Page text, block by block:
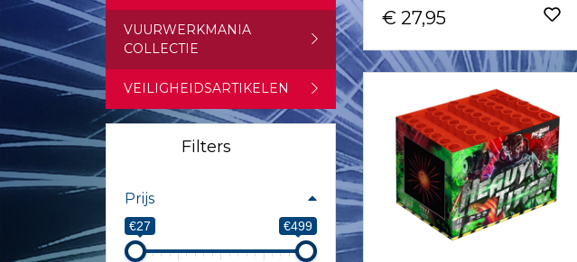
VUURWERKMANIA
COLLECTIE
VEILIGHEIDSARTIKELEN
Filters
Prijs
€27 €499
€ 27,95